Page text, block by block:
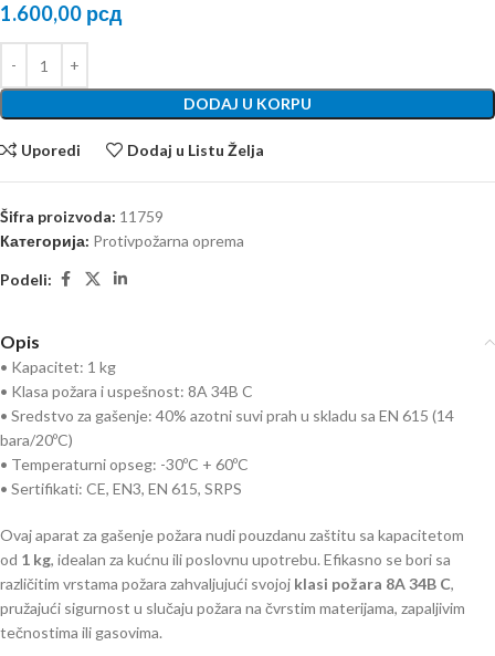
1.600,00 рсд
DODAJ U KORPU
Uporedi Dodaj u Listu Želja
Šifra proizvoda: 11759
Категорија: Protivpožarna oprema
Podeli:
Opis
• Kapacitet: 1 kg
• Klasa požara i uspešnost: 8A 34B C
• Sredstvo za gašenje: 40% azotni suvi prah u skladu sa EN 615 (14
bara/20ºC)
• Temperaturni opseg: -30ºC + 60ºC
• Sertifikati: CE, EN3, EN 615, SRPS
Ovaj aparat za gašenje požara nudi pouzdanu zaštitu sa kapacitetom
od 1 kg, idealan za kućnu ili poslovnu upotrebu. Efikasno se bori sa
različitim vrstama požara zahvaljujući svojoj klasi požara 8A 34B C,
pružajući sigurnost u slučaju požara na čvrstim materijama, zapaljivim
tečnostima ili gasovima.